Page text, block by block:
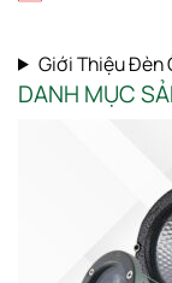
Giới Thiệu Đèn
DANH MỤC